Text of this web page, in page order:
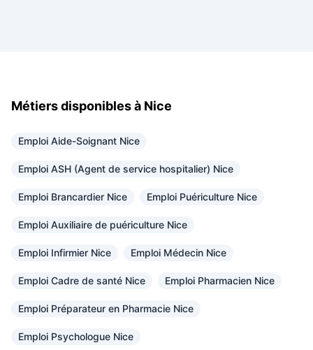
Métiers disponibles à Nice
Emploi Aide-Soignant Nice
Emploi ASH (Agent de service hospitalier) Nice
Emploi Brancardier Nice Emploi Puériculture Nice
Emploi Auxiliaire de puériculture Nice
Emploi Infirmier Nice Emploi Médecin Nice
Emploi Cadre de santé Nice Emploi Pharmacien Nice
Emploi Préparateur en Pharmacie Nice
Emploi Psychologue Nice